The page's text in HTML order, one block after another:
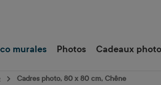
murales Photos Cadeaux photo
Cadres photo, 80 x 80 cm, Chêne